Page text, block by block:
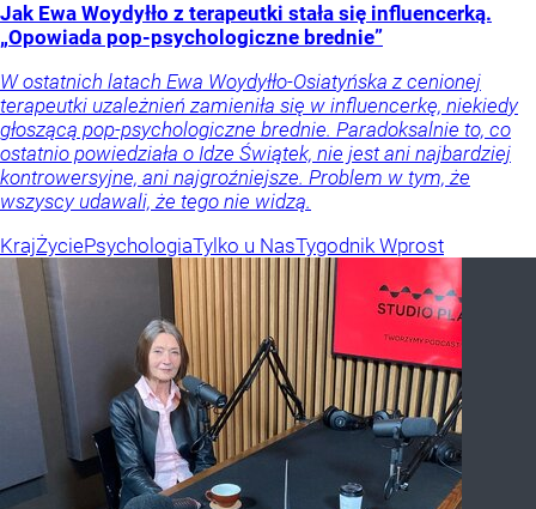
Jak Ewa Woydyłło z terapeutki stała się influencerką.
„Opowiada pop-psychologiczne brednie”
W ostatnich latach Ewa Woydyłło-Osiatyńska z cenionej
terapeutki uzależnień zamieniła się w influencerkę, niekiedy
głoszącą pop-psychologiczne brednie. Paradoksalnie to, co
ostatnio powiedziała o Idze Świątek, nie jest ani najbardziej
kontrowersyjne, ani najgroźniejsze. Problem w tym, że
wszyscy udawali, że tego nie widzą.
KrajŻyciePsychologiaTylko u NasTygodnik Wprost